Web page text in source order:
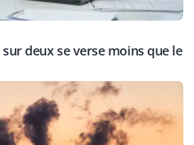
deux se verse moins que le